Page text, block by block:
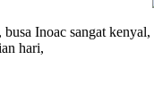
Inoac sangat
hari,